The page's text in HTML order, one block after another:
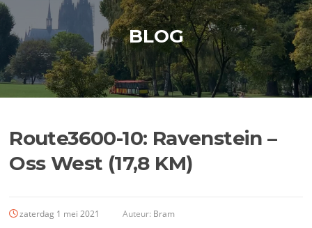
BLOG
Route3600-10: Ravenstein –
Oss West (17,8 KM)
zaterdag 1 mei 2021 Auteur: Bram